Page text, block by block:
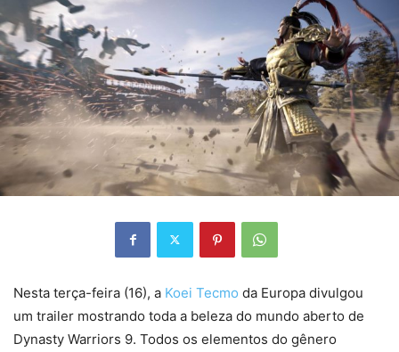
Nesta terça-feira (16), a Koei Tecmo da Europa divulgou
um trailer mostrando toda a beleza do mundo aberto de
Dynasty Warriors 9. Todos os elementos do gênero